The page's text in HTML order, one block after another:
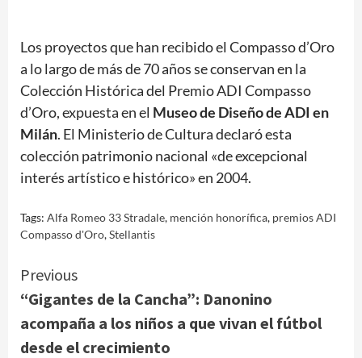
Los proyectos que han recibido el Compasso d’Oro
a lo largo de más de 70 años se conservan en la
Colección Histórica del Premio ADI Compasso
d’Oro, expuesta en el Museo de Diseño de ADI en
Milán. El Ministerio de Cultura declaró esta
colección patrimonio nacional «de excepcional
interés artístico e histórico» en 2004.
Tags: Alfa Romeo 33 Stradale, mención honorífica, premios ADI
Compasso d'Oro,Stellantis
Continue
Reading
Previous
“Gigantes de la Cancha”: Danonino
acompaña a los niños a que vivan el fútbol
desde el crecimiento